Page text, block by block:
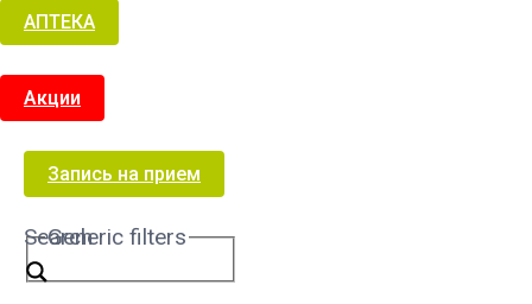
АПТЕКА
Акции
Запись на прием
Search
Generic filters